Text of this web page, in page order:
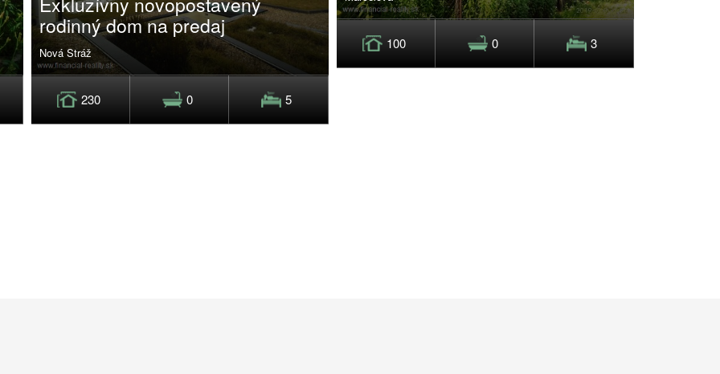
rodinný dom na predaj
Nová Stráž
230 0 5
100 0 3